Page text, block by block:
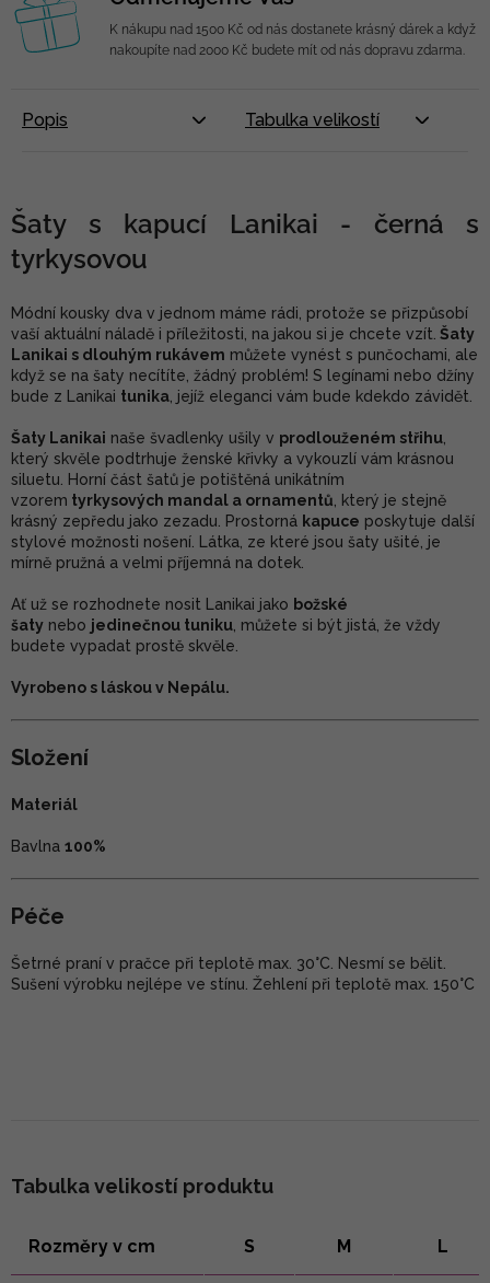
K nákupu nad 1500 Kč od nás dostanete krásný dárek a když
nakoupíte nad 2000 Kč budete mít od nás dopravu zdarma.
Popis Tabulka velikostí
Šaty s kapucí Lanikai - černá s
tyrkysovou
Módní kousky dva v jednom máme rádi, protože se přizpůsobí
vaší aktuální náladě i příležitosti, na jakou si je chcete vzít. Šaty
Lanikai s dlouhým rukávem můžete vynést s punčochami, ale
když se na šaty necítíte, žádný problém! S legínami nebo džíny
bude z Lanikai tunika , jejíž eleganci vám bude kdekdo závidět.
Šaty Lanikai naše švadlenky ušily v prodlouženém střihu
který skvěle podtrhuje ženské křivky a vykouzlí vám krásnou
siluetu. Horní část šatů je potištěná unikátním
vzorem tyrkysových mandal a ornamentů , který je stejně
krásný zepředu jako zezadu. Prostorná kapuce poskytuje další
stylové možnosti nošení. Látka, ze které jsou šaty ušité, je
mírně pružná a velmi příjemná na dotek.
Ať už se rozhodnete nosit Lanikai jako božské
šaty nebo jedinečnou tuniku , můžete si být jistá, že vždy
budete vypadat prostě skvěle.
Vyrobeno s láskou v Nepálu.
Složení
Materiál
Bavlna 100%
Péče
Šetrné praní v pračce při teplotě max. 30°C. Nesmí se bělit.
Sušení výrobku nejlépe ve stínu. Žehlení při teplotě max. 150°C
Tabulka velikostí produktu
Rozměry v cm S M L